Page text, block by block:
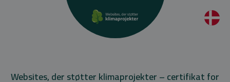
Websites, der støtter klimaprojekter – certifikat for